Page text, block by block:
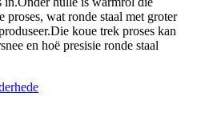
proses, wat ronde staal met groter
koue trek proses kan
en hoë presisie ronde staal